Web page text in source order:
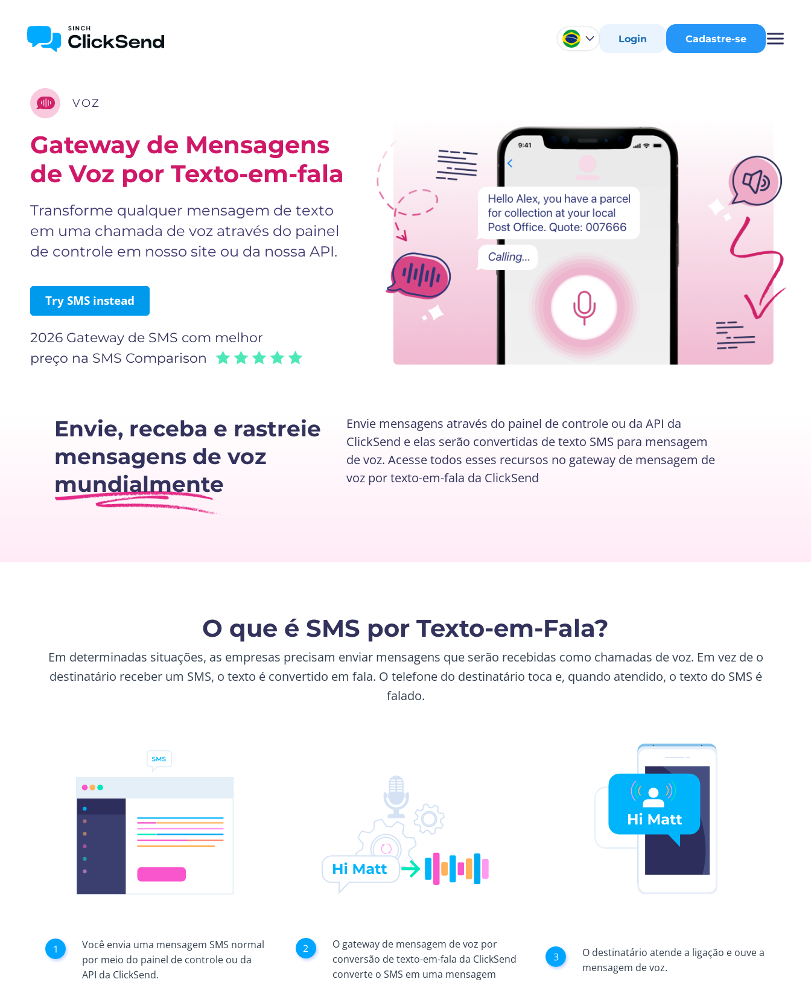
Login Cadastre-se
VOZ
Gateway de Mensagens
de Voz por Texto-em-fala
Transforme qualquer mensagem de texto
em uma chamada de voz através do painel
de controle em nosso site ou da nossa API.
Try SMS instead
2026 Gateway de SMS com melhor
preço na SMS Comparison
Envie, receba e rastreie
mensagens de voz
mundialmente
Envie mensagens através do painel de controle ou da API da
ClickSend e elas serão convertidas de texto SMS para mensagem
de voz. Acesse todos esses recursos no gateway de mensagem de
voz por texto-em-fala da ClickSend
O que é SMS por Texto-em-Fala?
Em determinadas situações, as empresas precisam enviar mensagens que serão recebidas como chamadas de voz. Em vez de o
destinatário receber um SMS, o texto é convertido em fala. O telefone do destinatário toca e, quando atendido, o texto do SMS é
falado.
Você envia uma mensagem SMS normal
por meio do painel de controle ou da
API da ClickSend.
O gateway de mensagem de voz por
conversão de texto-em-fala da ClickSend
converte o SMS em uma mensagem
O destinatário atende a ligação e ouve a
mensagem de voz.